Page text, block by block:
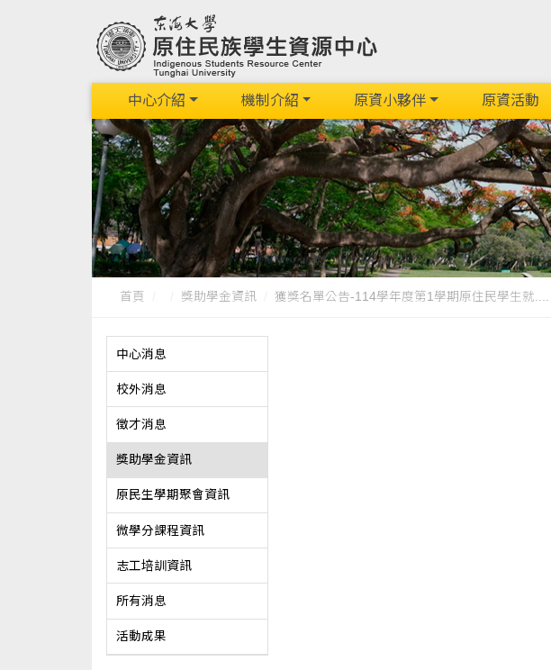
中心介紹 機制介紹 原資小夥伴 原資活動
首頁 獎助學金資訊 獲獎名單公告-114學年度第1學期原住民學生就....
中心消息
校外消息
徵才消息
獎助學金資訊
原民生學期聚會資訊
微學分課程資訊
志工培訓資訊
所有消息
活動成果